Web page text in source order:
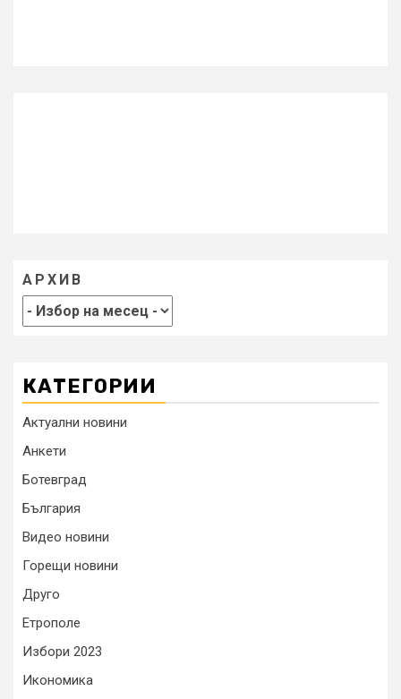
АРХИВ
КАТЕГОРИИ
Актуални новини
Анкети
Ботевград
България
Видео новини
Горещи новини
Друго
Етрополе
Избори 2023
Икономика